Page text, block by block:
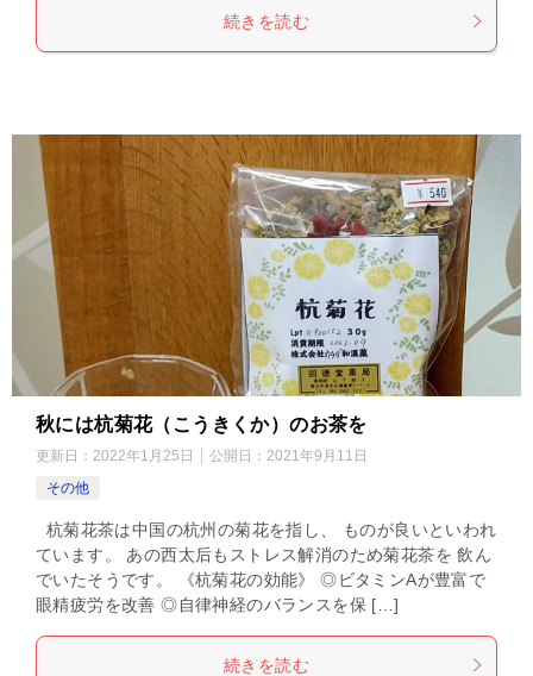
続きを読む
秋には杭菊花（こうきくか）のお茶を
更新日： 2022年1月25日 公開日： 2021年9月11日
その他
杭菊花茶は中国の杭州の菊花を指し、 ものが良いといわれ
ています。 あの西太后もストレス解消のため菊花茶を 飲ん
でいたそうです。 《杭菊花の効能》 ◎ビタミンAが豊富で
眼精疲労を改善 ◎自律神経のバランスを保 […]
続きを読む